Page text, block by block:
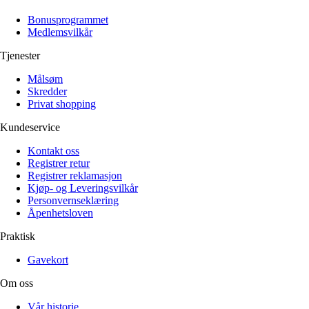
Klær
Reise
Informasjon
Tilbehør
Lukk
Alle artikler
Klær
Reise
Informasjon
Tilbehør
Målsøm
Lukk
Bonusprogrammet
Medlemsvilkår
Tjenester
Målsøm
Skredder
Privat shopping
Kundeservice
Kontakt oss
Registrer retur
Registrer reklamasjon
Kjøp- og Leveringsvilkår
Personvernseklæring
Åpenhetsloven
Praktisk
Gavekort
Om oss
Vår historie